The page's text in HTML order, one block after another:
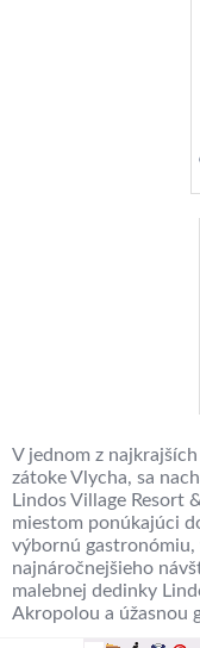
V jednom z
zátoke Vlycha, sa
Lindos Village Resort
miestom ponúkajúci
výbornú
najnáročnejšieho
malebnej dedinky
Akropolou a úžasnou